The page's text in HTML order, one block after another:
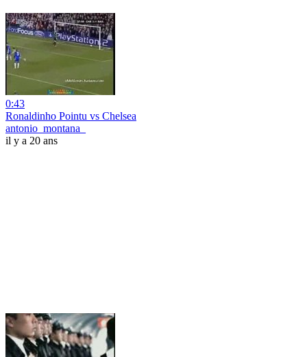
0:43
Ronaldinho Pointu vs Chelsea
antonio_montana_
il y a 20 ans